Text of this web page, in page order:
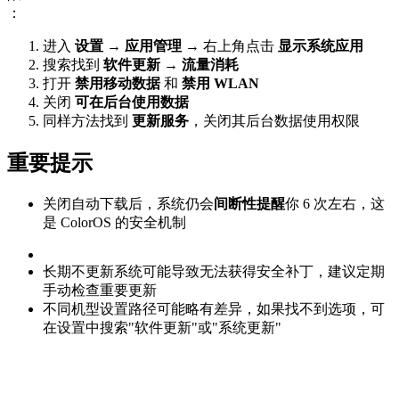
：
进入 设置 → 应用管理 → 右上角点击 显示系统应用
搜索找到 软件更新 → 流量消耗
打开 禁用移动数据和 禁用 WLAN
关闭 可在后台使用数据
同样方法找到 更新服务 ，关闭其后台数据使用权限
重要提示
关闭自动下载后，系统仍会间断性提醒你 6 次左右，这
是 ColorOS 的安全机制
长期不更新系统可能导致无法获得安全补丁，建议定期
手动检查重要更新
不同机型设置路径可能略有差异，如果找不到选项，可
在设置中搜索"软件更新"或"系统更新"